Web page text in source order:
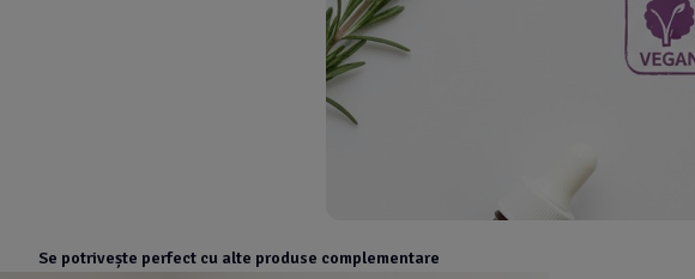
Se potrivește perfect cu alte produse complementare